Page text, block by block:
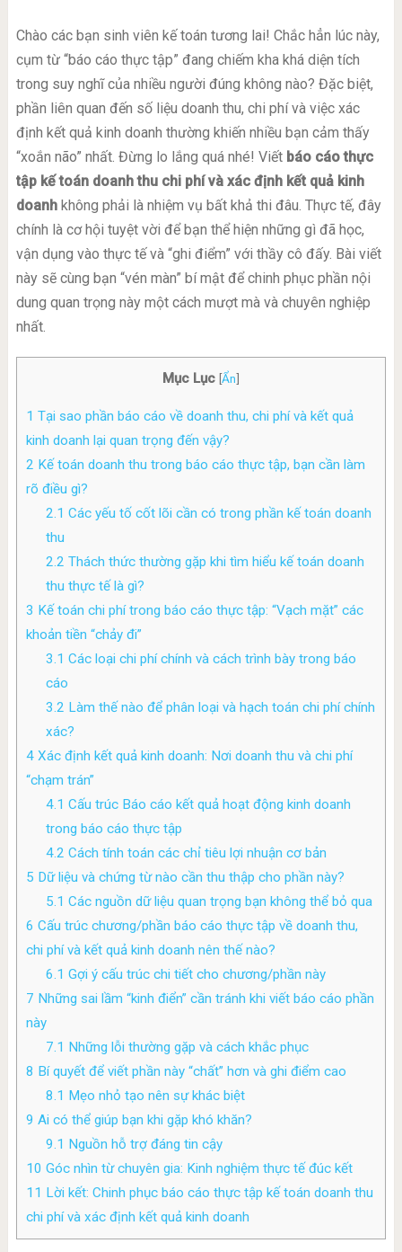
Chào các bạn sinh viên kế toán tương lai! Chắc hẳn lúc này,
cụm từ “báo cáo thực tập” đang chiếm kha khá diện tích
trong suy nghĩ của nhiều người đúng không nào? Đặc biệt,
phần liên quan đến số liệu doanh thu, chi phí và việc xác
định kết quả kinh doanh thường khiến nhiều bạn cảm thấy
“xoắn não” nhất. Đừng lo lắng quá nhé! Viết báo cáo thực
tập kế toán doanh thu chi phí và xác định kết quả kinh
doanhkhông phải là nhiệm vụ bất khả thi đâu. Thực tế, đây
chính là cơ hội tuyệt vời để bạn thể hiện những gì đã học,
vận dụng vào thực tế và “ghi điểm” với thầy cô đấy. Bài viết
này sẽ cùng bạn “vén màn” bí mật để chinh phục phần nội
dung quan trọng này một cách mượt mà và chuyên nghiệp
nhất.
Mục Lục [Ẩn]
1 Tại sao phần báo cáo về doanh thu, chi phí và kết quả
kinh doanh lại quan trọng đến vậy?
2 Kế toán doanh thu trong báo cáo thực tập, bạn cần làm
rõ điều gì?
2.1 Các yếu tố cốt lõi cần có trong phần kế toán doanh
thu
2.2 Thách thức thường gặp khi tìm hiểu kế toán doanh
thu thực tế là gì?
3 Kế toán chi phí trong báo cáo thực tập: “Vạch mặt” các
khoản tiền “chảy đi”
3.1 Các loại chi phí chính và cách trình bày trong báo
cáo
3.2 Làm thế nào để phân loại và hạch toán chi phí chính
xác?
4Xác định kết quả kinh doanh: Nơi doanh thu và chi phí
“chạm trán”
4.1 Cấu trúc Báo cáo kết quả hoạt động kinh doanh
trong báo cáo thực tập
4.2 Cách tính toán các chỉ tiêu lợi nhuận cơ bản
5 Dữ liệu và chứng từ nào cần thu thập cho phần này?
5.1 Các nguồn dữ liệu quan trọng bạn không thể bỏ qua
6 Cấu trúc chương/phần báo cáo thực tập về doanh thu,
chi phí và kết quả kinh doanh nên thế nào?
6.1 Gợi ý cấu trúc chi tiết cho chương/phần này
7 Những sai lầm “kinh điển” cần tránh khi viết báo cáo phần
này
7.1 Những lỗi thường gặp và cách khắc phục
8 Bí quyết để viết phần này “chất” hơn và ghi điểm cao
8.1 Mẹo nhỏ tạo nên sự khác biệt
9 Ai có thể giúp bạn khi gặp khó khăn?
9.1 Nguồn hỗ trợ đáng tin cậy
10 Góc nhìn từ chuyên gia: Kinh nghiệm thực tế đúc kết
11 Lời kết: Chinh phục báo cáo thực tập kế toán doanh thu
chi phí và xác định kết quả kinh doanh